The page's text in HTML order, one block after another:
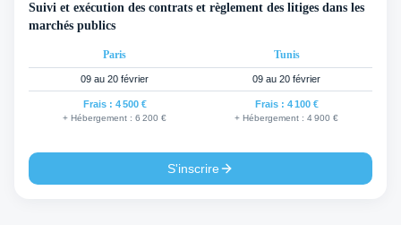
Suivi et exécution des contrats et règlement des litiges dans les
marchés publics
Paris Tunis
09 au 20 février 09 au 20 février
Frais : 4 500 €
+ Hébergement : 6 200 €
Frais : 4 100 €
+ Hébergement : 4 900 €
S'inscrire